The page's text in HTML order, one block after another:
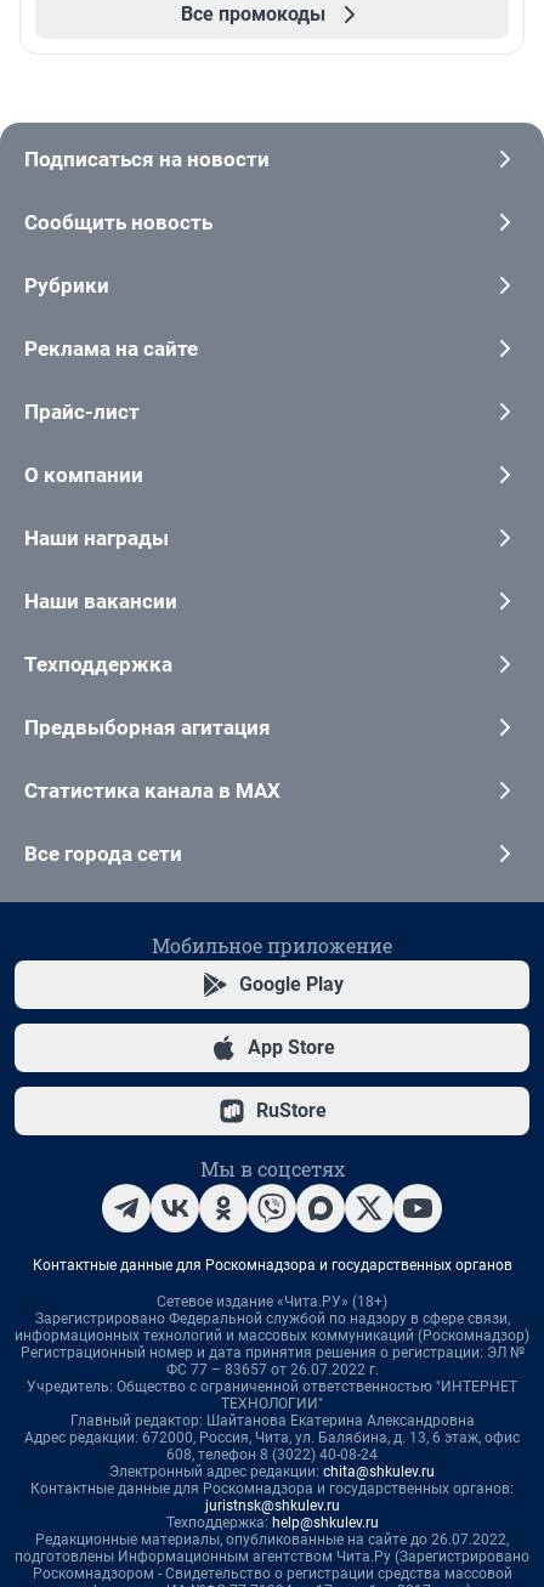
Все промокоды
Подписаться на новости
Сообщить новость
Рубрики
Реклама на сайте
Прайс-лист
О компании
Наши награды
Наши вакансии
Техподдержка
Предвыборная агитация
Статистика канала в MAX
Все города сети
Мобильное приложение
Google Play
App Store
RuStore
Мы в соцсетях
Контактные данные для Роскомнадзора и государственных органов
Сетевое издание «Чита.РУ» (18+)
Зарегистрировано Федеральной службой по надзору в сфере связи,
информационных технологий и массовых коммуникаций (Роскомнадзор)
Регистрационный номер и дата принятия решения о регистрации: ЭЛ №
ФС 77 – 83657 от 26.07.2022 г.
Учредитель: Общество с ограниченной ответственностью "ИНТЕРНЕТ
ТЕХНОЛОГИИ"
Главный редактор: Шайтанова Екатерина Александровна
Адрес редакции: 672000, Россия, Чита, ул. Балябина, д. 13, 6 этаж, офис
608, телефон 8 (3022) 40-08-24
Электронный адрес редакции: chita@shkulev.ru
Контактные данные для Роскомнадзора и государственных органов:
juristnsk@shkulev.ru
Техподдержка: help@shkulev.ru
Редакционные материалы, опубликованные на сайте до 26.07.2022,
подготовлены Информационным агентством Чита.Ру (Зарегистрировано
Роскомнадзором - Свидетельство о регистрации средства массовой